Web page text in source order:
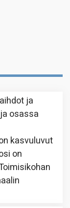
ja
osassa
kasvuluvut
on